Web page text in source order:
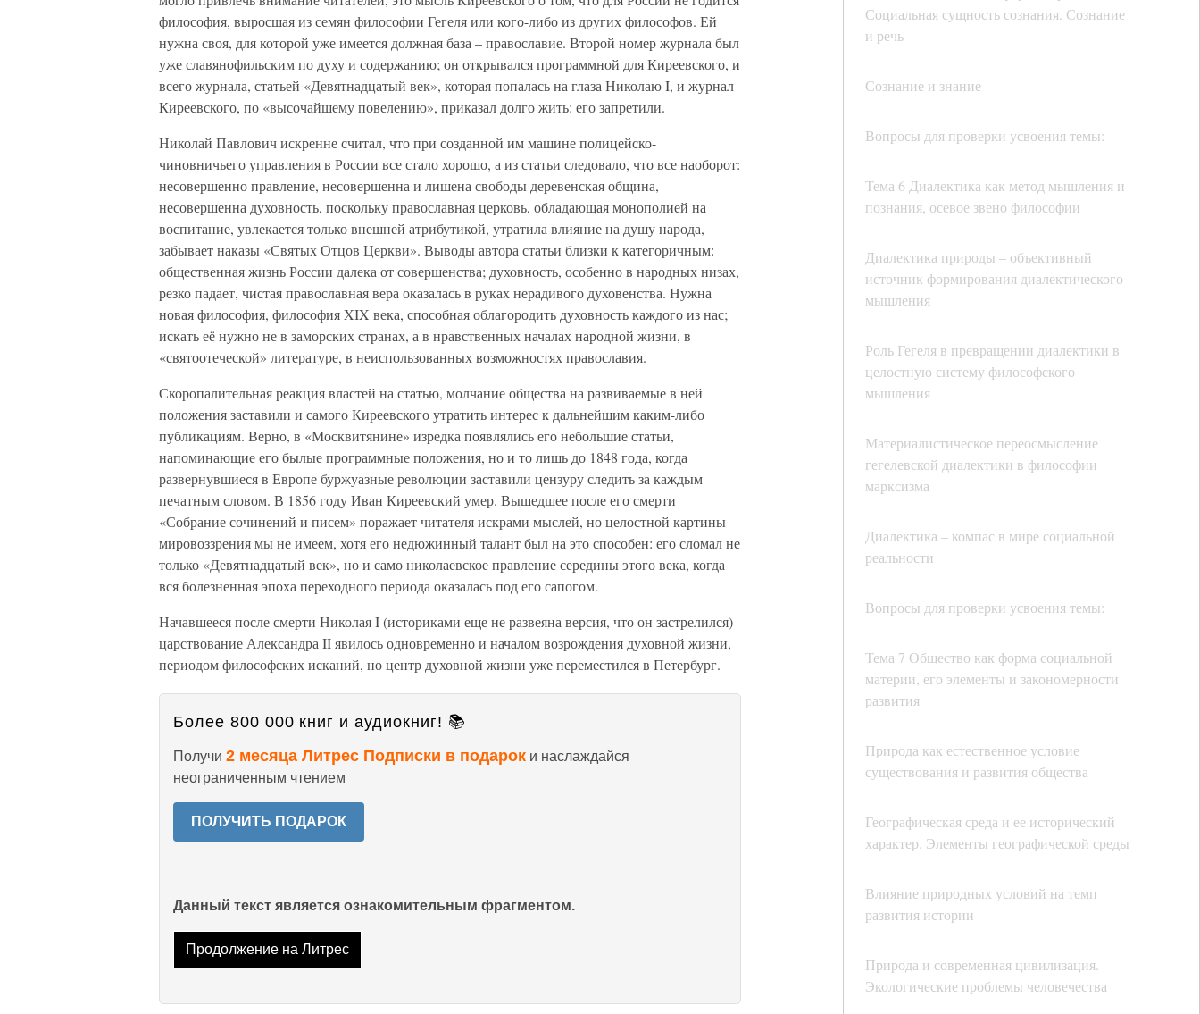
Социальная сущность сознания. Сознание
и речь
Сознание и знание
Вопросы для проверки усвоения темы:
Тема 6 Диалектика как метод мышления и
познания, осевое звено философии
Диалектика природы – объективный
источник формирования диалектического
мышления
Роль Гегеля в превращении диалектики в
целостную систему философского
мышления
Материалистическое переосмысление
гегелевской диалектики в философии
марксизма
Диалектика – компас в мире социальной
реальности
Вопросы для проверки усвоения темы:
Тема 7 Общество как форма социальной
материи, его элементы и закономерности
развития
Природа как естественное условие
существования и развития общества
Географическая среда и ее исторический
характер. Элементы географической среды
Влияние природных условий на темп
развития истории
Природа и современная цивилизация.
Экологические проблемы человечества
философия, выросшая из семян философии Гегеля или кого-либо из других философов. Ей
нужна своя, для которой уже имеется должная база – православие. Второй номер журнала был
уже славянофильским по духу и содержанию; он открывался программной для Киреевского, и
всего журнала, статьей «Девятнадцатый век», которая попалась на глаза Николаю I, и журнал
Киреевского, по «высочайшему повелению», приказал долго жить: его запретили.
Николай Павлович искренне считал, что при созданной им машине полицейско-
чиновничьего управления в России все стало хорошо, а из статьи следовало, что все наоборот:
несовершенно правление, несовершенна и лишена свободы деревенская община,
несовершенна духовность, поскольку православная церковь, обладающая монополией на
воспитание, увлекается только внешней атрибутикой, утратила влияние на душу народа,
забывает наказы «Святых Отцов Церкви». Выводы автора статьи близки к категоричным:
общественная жизнь России далека от совершенства; духовность, особенно в народных низах,
резко падает, чистая православная вера оказалась в руках нерадивого духовенства. Нужна
новая философия, философия XIX века, способная облагородить духовность каждого из нас;
искать её нужно не в заморских странах, а в нравственных началах народной жизни, в
«святоотеческой» литературе, в неиспользованных возможностях православия.
Скоропалительная реакция властей на статью, молчание общества на развиваемые в ней
положения заставили и самого Киреевского утратить интерес к дальнейшим каким-либо
публикациям. Верно, в «Москвитянине» изредка появлялись его небольшие статьи,
напоминающие его былые программные положения, но и то лишь до 1848 года, когда
развернувшиеся в Европе буржуазные революции заставили цензуру следить за каждым
печатным словом. В 1856 году Иван Киреевский умер. Вышедшее после его смерти
«Собрание сочинений и писем» поражает читателя искрами мыслей, но целостной картины
мировоззрения мы не имеем, хотя его недюжинный талант был на это способен: его сломал не
только «Девятнадцатый век», но и само николаевское правление середины этого века, когда
вся болезненная эпоха переходного периода оказалась под его сапогом.
Начавшееся после смерти Николая I (историками еще не развеяна версия, что он застрелился)
царствование Александра II явилось одновременно и началом возрождения духовной жизни,
периодом философских исканий, но центр духовной жизни уже переместился в Петербург.
Более 800 000 книг и аудиокниг! 📚
Получи 2 месяца Литрес Подписки в подарок и наслаждайся
неограниченным чтением
ПОЛУЧИТЬ ПОДАРОК
Данный текст является ознакомительным фрагментом.
Продолжение на Литрес